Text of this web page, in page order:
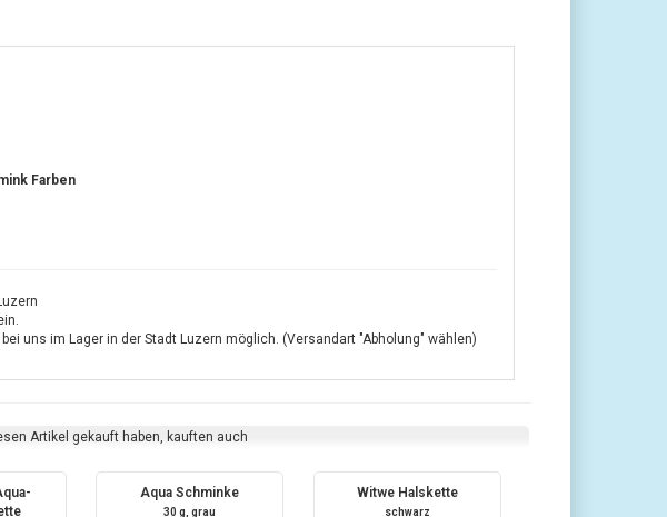
Farben
uns im Lager in der Stadt Luzern möglich. (Versandart "Abholung" wählen)
Artikel gekauft haben, kauften auch
Aqua Schminke
30 g, grau
Witwe Halskette
schwarz